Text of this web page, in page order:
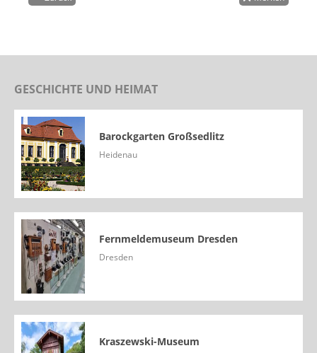
GESCHICHTE UND HEIMAT
Barockgarten Großsedlitz
Heidenau
Fernmeldemuseum Dresden
Dresden
Kraszewski-Museum